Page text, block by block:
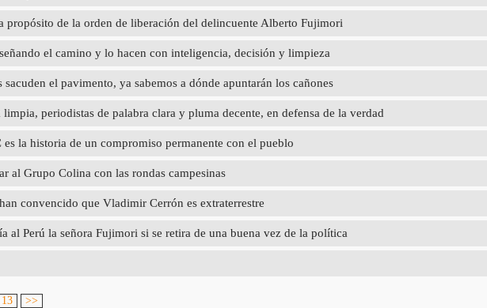
propósito de la orden de liberación del delincuente Alberto Fujimori
el camino y lo hacen con inteligencia, decisión y limpieza
el pavimento, ya sabemos a dónde apuntarán los cañones
limpia, periodistas de palabra clara y pluma decente, en defensa de la verdad
la historia de un compromiso permanente con el pueblo
al Grupo Colina con las rondas campesinas
convencido que Vladimir Cerrón es extraterrestre
al Perú la señora Fujimori si se retira de una buena vez de la política
13 >>